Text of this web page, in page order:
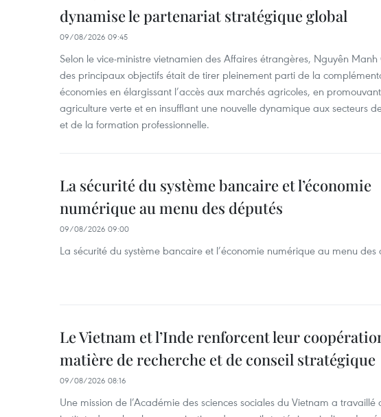
dynamise le partenariat stratégique global
09/08/2026 09:45
Selon le vice-ministre vietnamien des Affaires étrangères, Nguyên Manh
des principaux objectifs était de tirer pleinement parti de la
économies en élargissant l’accès aux marchés agricoles, en
agriculture verte et en insufflant une nouvelle dynamique aux secteurs
et de la formation professionnelle.
La sécurité du système bancaire et l’économie
numérique au menu des députés
09/08/2026 09:00
La sécurité du système bancaire et l’économie numérique au menu des
Le Vietnam et l’Inde renforcent leur
matière de recherche et de conseil stratégique
09/08/2026 08:16
Une mission de l’Académie des sciences sociales du Vietnam a travaillé